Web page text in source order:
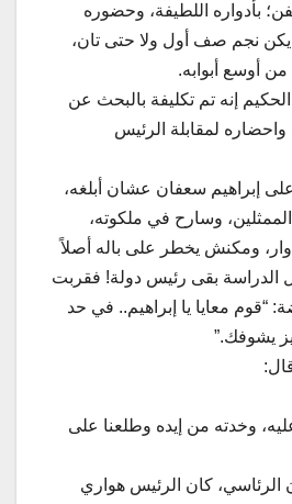
بأدواره اللطيفة، وحضوره
يكن نجم صف أول ولا حتى تان،
أوسع أبوابه.
إنه تم تكليفة بالبحث عن
واحضاره لمقابلة الرئيس
إبراهيم سعفان عشان أبلغه،
وسارح في ملكوته،
ومكنش يخطر على باله أصلاً
الدراسة بقى رئيس دولة! فقربت​
“قوم معايا يا إبراهيم.. في حد
يشوفك.”
وخدته من إيده وطلعنا على
الرئاسي، كان الرئيس هواري